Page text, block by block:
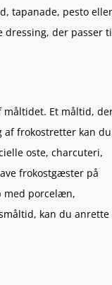
tapanade, pesto eller
dressing, der passer
måltidet. Et måltid,
af frokostretter kan du
oste, charcuteri,
frokostgæster på
med porcelæn,
kan du anrette